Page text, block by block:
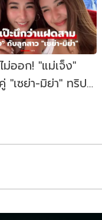
ม่ออก! "แม่เจ็ง"
"เซย่า-มิย่า" ทริป